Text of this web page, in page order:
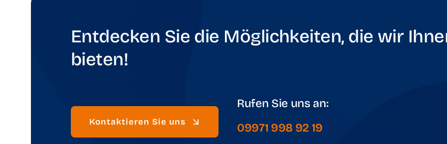
Entdecken Sie die Möglichkeiten, die wir
bieten!
Kontaktieren Sie uns
Rufen Sie uns an:
09971 998 92 19